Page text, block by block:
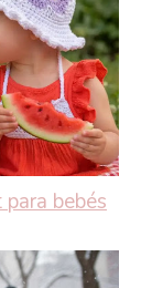
bebés